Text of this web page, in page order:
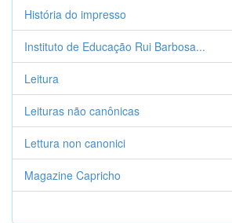
História do impresso
Instituto de Educação Rui Barbosa...
Leitura
Leituras não canônicas
Lettura non canonici
Magazine Capricho